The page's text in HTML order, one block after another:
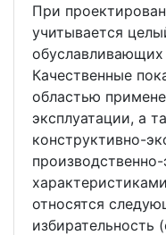
При
учитывается
обуславливающих
Качественные
областью
эксплуатации, а
конструктивно-
относятся
избирательность